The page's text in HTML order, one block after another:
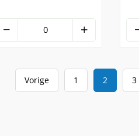
Vorige 1 2 3